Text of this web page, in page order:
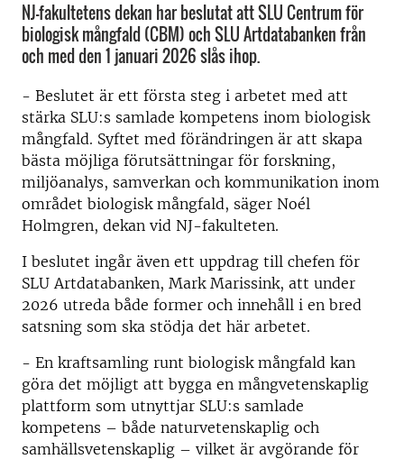
NJ-fakultetens dekan har beslutat att SLU Centrum för
biologisk mångfald (CBM) och SLU Artdatabanken från
och med den 1 januari 2026 slås ihop.
- Beslutet är ett första steg i arbetet med att
stärka SLU:s samlade kompetens inom biologisk
mångfald. Syftet med förändringen är att skapa
bästa möjliga förutsättningar för forskning,
miljöanalys, samverkan och kommunikation inom
området biologisk mångfald, säger Noél
Holmgren, dekan vid NJ-fakulteten.
I beslutet ingår även ett uppdrag till chefen för
SLU Artdatabanken, Mark Marissink, att under
2026 utreda både former och innehåll i en bred
satsning som ska stödja det här arbetet.
- En kraftsamling runt biologisk mångfald kan
göra det möjligt att bygga en mångvetenskaplig
plattform som utnyttjar SLU:s samlade
kompetens – både naturvetenskaplig och
samhällsvetenskaplig – vilket är avgörande för